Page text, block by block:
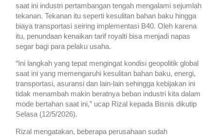
saat ini industri pertambangan tengah mengalami sejumlah
tekanan. Tekanan itu seperti kesulitan bahan baku hingga
biaya transportasi seiring implementasi B40. Oleh karena
itu, penundaan kenaikan tarif royalti bisa menjadi napas
segar bagi para pelaku usaha.
“Ini langkah yang tepat mengingat kondisi geopolitik global
saat ini yang memengaruhi kesulitan bahan baku, energi,
transportasi, asuransi dan lain-lain sehingga kebijakan ini
tidak menambah makin beratnya beban industri kita dalam
mode bertahan saat ini,” ucap Rizal kepada Bisnis dikutip
Selasa (12/5/2026).
Rizal mengatakan, beberapa perusahaan sudah